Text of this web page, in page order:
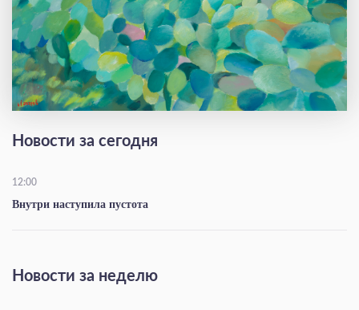
Новости за сегодня
12:00
Внутри наступила пустота
Новости за неделю